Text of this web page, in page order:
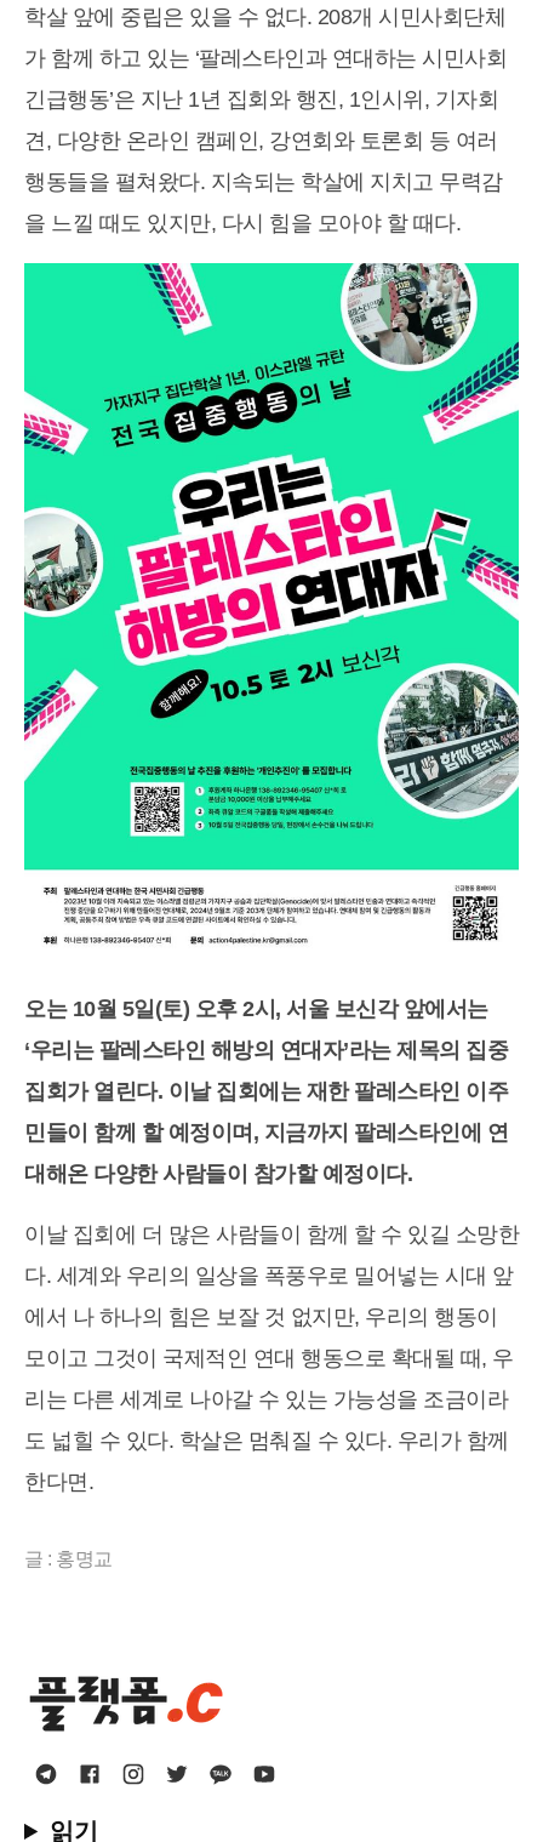
학살 앞에 중립은 있을 수 없다. 208개 시민사회단체
가 함께 하고 있는 ‘팔레스타인과 연대하는 시민사회
긴급행동’은 지난 1년 집회와 행진, 1인시위, 기자회
견, 다양한 온라인 캠페인, 강연회와 토론회 등 여러
행동들을 펼쳐왔다. 지속되는 학살에 지치고 무력감
을 느낄 때도 있지만, 다시 힘을 모아야 할 때다.
오는 10월 5일(토) 오후 2시, 서울 보신각 앞에서는
‘우리는 팔레스타인 해방의 연대자’라는 제목의 집중
집회가 열린다. 이날 집회에는 재한 팔레스타인 이주
민들이 함께 할 예정이며, 지금까지 팔레스타인에 연
대해온 다양한 사람들이 참가할 예정이다.
이날 집회에 더 많은 사람들이 함께 할 수 있길 소망한
다. 세계와 우리의 일상을 폭풍우로 밀어넣는 시대 앞
에서 나 하나의 힘은 보잘 것 없지만, 우리의 행동이
모이고 그것이 국제적인 연대 행동으로 확대될 때, 우
리는 다른 세계로 나아갈 수 있는 가능성을 조금이라
도 넓힐 수 있다. 학살은 멈춰질 수 있다. 우리가 함께
한다면.
글 : 홍명교
읽기